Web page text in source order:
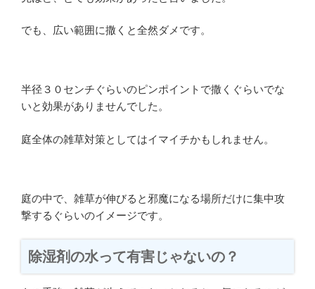
でも、広い範囲に撒くと全然ダメです。
半径３０センチぐらいのピンポイントで撒くぐらいでな
いと効果がありませんでした。
庭全体の雑草対策としてはイマイチかもしれません。
庭の中で、雑草が伸びると邪魔になる場所だけに集中攻
撃するぐらいのイメージです。
除湿剤の水って有害じゃないの？